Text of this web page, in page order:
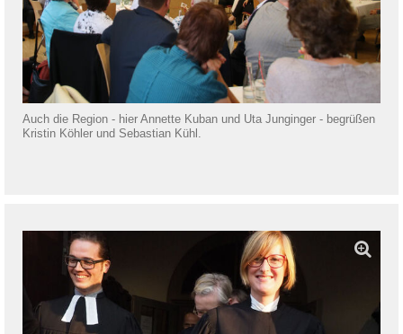
Auch die Region - hier Annette Kuban und Uta Junginger - begrüßen
Kristin Köhler und Sebastian Kühl.